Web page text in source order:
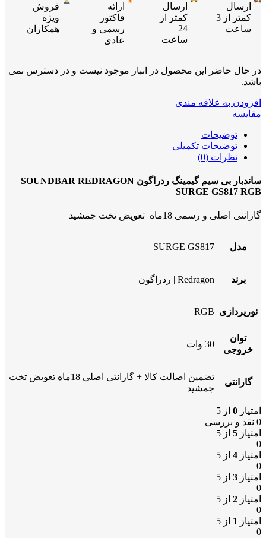
ارسال
کمتر از 3
ساعت
ارسال
کمتر از
24
ساعت
ارائه
فاکتور
رسمی و
عادی
فروش
ویژه
همکاران
در حال حاضر این محصول در انبار موجود نیست و در دسترس نمی
باشد.
افزودن به علاقه مندی
مقایسه
توضیحات
توضیحات تکمیلی
نظرات (0)
ساندبار بی سیم گیمینگ ردراگون SOUNDBAR REDRAGON
SURGE GS817 RGB
گارانتی اصلی و رسمی 18ماه تعویض تخت جمشید
مدل SURGE GS817
برند Redragon | ردراگون
نورپردازی RGB
توان
خروجی
30 وات
گارانتی
تضمین اصالت کالا + گارانتی اصلی 18ماه تعویض تخت
جمشید
امتیاز 0 از 5
0 نقد و بررسی
امتیاز 5 از 5
0
امتیاز 4 از 5
0
امتیاز 3 از 5
0
امتیاز 2 از 5
0
امتیاز 1 از 5
0